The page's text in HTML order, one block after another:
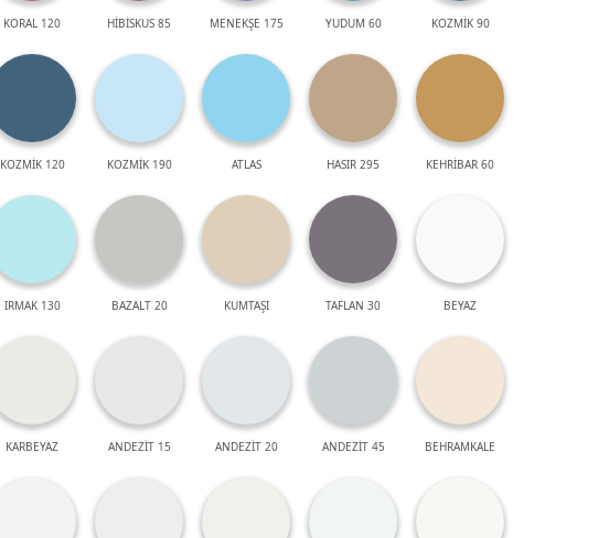
KORAL 120 HİBİSKUS 85 MENEKŞE 175 YUDUM 60 KOZMİK 90
KOZMİK 120 KOZMİK 190 ATLAS HASIR 295 KEHRİBAR 60
IRMAK 130 BAZALT 20 KUMTAŞI TAFLAN 30 BEYAZ
KARBEYAZ ANDEZİT 15 ANDEZİT 20 ANDEZİT 45 BEHRAMKALE